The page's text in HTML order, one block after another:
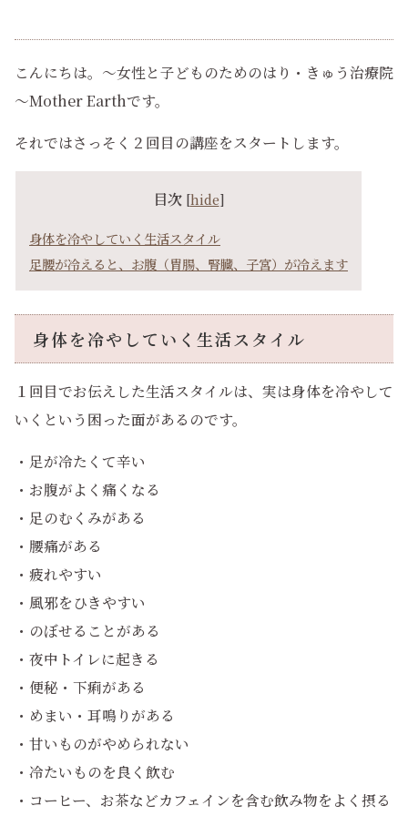
こんにちは。～女性と子どものためのはり・きゅう治療院
～Mother Earthです。
それではさっそく２回目の講座をスタートします。
目次 [hide]
身体を冷やしていく生活スタイル
足腰が冷えると、お腹（胃腸、腎臓、子宮）が冷えます
身体を冷やしていく生活スタイル
１回目でお伝えした生活スタイルは、実は身体を冷やして
いくという困った面があるのです。
・足が冷たくて辛い
・お腹がよく痛くなる
・足のむくみがある
・腰痛がある
・疲れやすい
・風邪をひきやすい
・のぼせることがある
・夜中トイレに起きる
・便秘・下痢がある
・めまい・耳鳴りがある
・甘いものがやめられない
・冷たいものを良く飲む
・コーヒー、お茶などカフェインを含む飲み物をよく摂る